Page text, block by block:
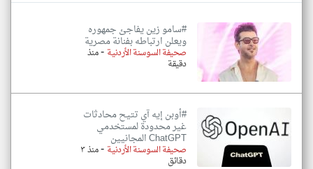
#سامو زين يفاجئ جمهوره
ويعلن ارتباطه بفنانة مصرية
صحيفة السوسنة الأردنية -منذ
دقيقة
#أوبن إيه آي تتيح محادثات
غير محدودة لمستخدمي
ChatGPT المجانيين
صحيفة السوسنة الأردنية - منذ ٣
دقائق